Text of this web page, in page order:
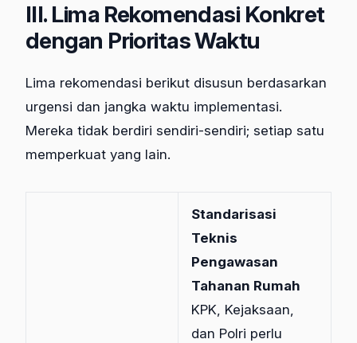
III. Lima Rekomendasi Konkret
dengan Prioritas Waktu
Lima rekomendasi berikut disusun berdasarkan
urgensi dan jangka waktu implementasi.
Mereka tidak berdiri sendiri-sendiri; setiap satu
memperkuat yang lain.
Standarisasi
Teknis
Pengawasan
Tahanan Rumah
KPK, Kejaksaan,
dan Polri perlu